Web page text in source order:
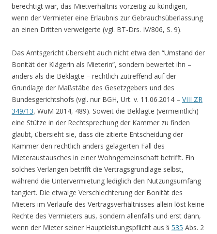
berechtigt war, das Mietverhältnis vorzeitig zu kündigen,
wenn der Vermieter eine Erlaubnis zur Gebrauchsüberlassung
an einen Dritten verweigerte (vgl. BT-Drs. IV/806, S. 9).
Das Amtsgericht übersieht auch nicht etwa den “Umstand der
Bonität der Klägerin als Mieterin”, sondern bewertet ihn –
anders als die Beklagte – rechtlich zutreffend auf der
Grundlage der Maßstäbe des Gesetzgebers und des
Bundesgerichtshofs (vgl. nur BGH, Urt. v. 11.06.2014 – VIII ZR
349/13, WuM 2014, 489). Soweit die Beklagte (vermeintlich)
eine Stütze in der Rechtsprechung der Kammer zu finden
glaubt, übersieht sie, dass die zitierte Entscheidung der
Kammer den rechtlich anders gelagerten Fall des
Mieteraustausches in einer Wohngemeinschaft betrifft. Ein
solches Verlangen betrifft die Vertragsgrundlage selbst,
während die Untervermietung lediglich den Nutzungsumfang
tangiert. Die etwaige Verschlechterung der Bonität des
Mieters im Verlaufe des Vertragsverhältnisses allein löst keine
Rechte des Vermieters aus, sondern allenfalls und erst dann,
wenn der Mieter seiner Hauptleistungspflicht aus § 535 Abs. 2